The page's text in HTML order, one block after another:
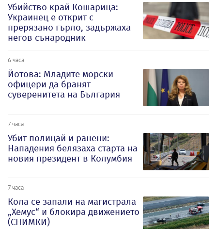
Убийство край Кошарица:
Украинец е открит с
прерязано гърло, задържаха
негов сънародник
6 часа
Йотова: Младите морски
офицери да бранят
суверенитета на България
7 часа
Убит полицай и ранени:
Нападения белязаха старта на
новия президент в Колумбия
7 часа
Кола се запали на магистрала
„Хемус“ и блокира движението
(СНИМКИ)